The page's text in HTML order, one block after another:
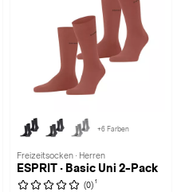
+6 Farben
Freizeitsocken · Herren
ESPRIT · Basic Uni 2-Pack
(0) 1